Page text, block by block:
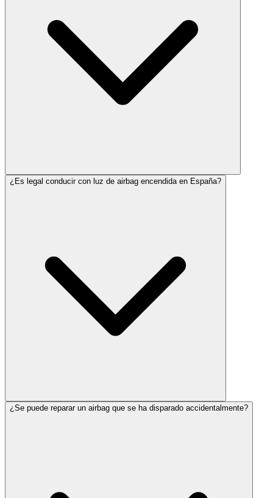
¿Es legal conducir con luz de airbag encendida en España?
¿Se puede reparar un airbag que se ha disparado accidentalmente?